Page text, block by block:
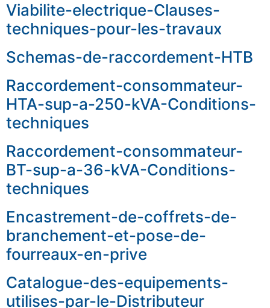
Viabilite-electrique-Clauses-
techniques-pour-les-travaux
Schemas-de-raccordement-HTB
Raccordement-consommateur-
HTA-sup-a-250-kVA-Conditions-
techniques
Raccordement-consommateur-
BT-sup-a-36-kVA-Conditions-
techniques
Encastrement-de-coffrets-de-
branchement-et-pose-de-
fourreaux-en-prive
Catalogue-des-equipements-
utilises-par-le-Distributeur